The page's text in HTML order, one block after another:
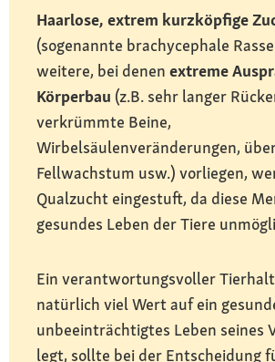
Haarlose, extrem kurzköpfige
(sogenannte brachycephale
weitere, bei denen extreme
Körperbau (z.B. sehr langer
verkrümmte Beine,
Wirbelsäulenveränderungen,
Fellwachstum usw.) vorliegen,
Qualzucht eingestuft, da diese
gesundes Leben der Tiere
Ein verantwortungsvoller
natürlich viel Wert auf ein
unbeeinträchtigtes Leben seines
legt, sollte bei der Entscheidung